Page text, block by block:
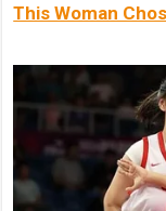
This Woman